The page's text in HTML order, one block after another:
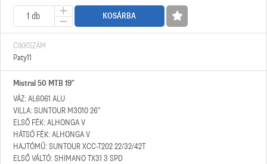
KOSÁRBA
CIKKSZÁM
Paty11
Mistral 50 MTB 19"
VÁZ: AL6061 ALU
VILLA: SUNTOUR M3010 26"
ELSŐ FÉK: ALHONGA V
HÁTSÓ FÉK: ALHONGA V
HAJTÓMŰ: SUNTOUR XCC-T202 22/32/42T
ELSŐ VÁLTÓ: SHIMANO TX31 3 SPD